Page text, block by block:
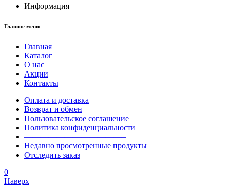
Информация
Главное меню
Главная
Каталог
О нас
Акции
Контакты
Оплата и доставка
Возврат и обмен
Пользовательское соглашение
Политика конфиденциальности
————————————–
Недавно просмотренные продукты
Отследить заказ
0
Наверх